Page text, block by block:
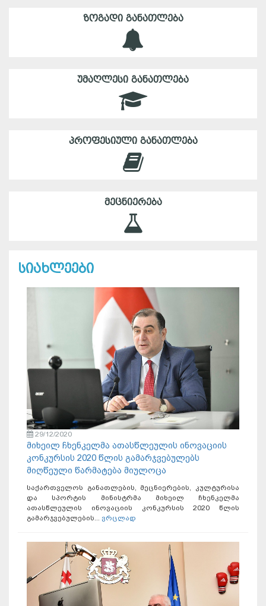
ᲖᲝᲒᲐᲓᲘ ᲒᲐᲜᲐᲗᲚᲔᲑᲐ
ᲣᲛᲐᲦᲚᲔᲡᲘ ᲒᲐᲜᲐᲗᲚᲔᲑᲐ
ᲞᲠᲝᲤᲔᲡᲘᲣᲚᲘ ᲒᲐᲜᲐᲗᲚᲔᲑᲐ
ᲛᲔᲪᲜᲘᲔᲠᲔᲑᲐ
სიახლეები
29/12/2020
მიხეილ ჩხენკელმა ათასწლეულის ინოვაციის
კონკურსის 2020 წლის გამარჯვებულებს
მიღწეული წარმატება მიულოცა
საქართველოს განათლების, მეცნიერების, კულტურისა
და სპორტის მინისტრმა მიხეილ ჩხენკელმა
ათასწლეულის ინოვაციის კონკურსის 2020 წლის
გამარჯვებულების... ვრცლად